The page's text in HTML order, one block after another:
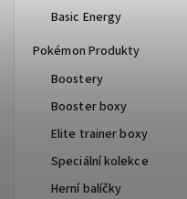
Basic Energy
Pokémon Produkty
Boostery
Booster boxy
Elite trainer boxy
Speciální kolekce
Herní balíčky